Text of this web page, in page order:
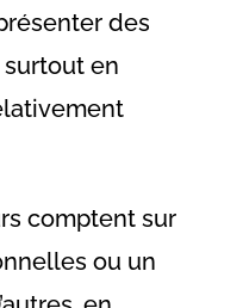
des
en
comptent sur
ou un